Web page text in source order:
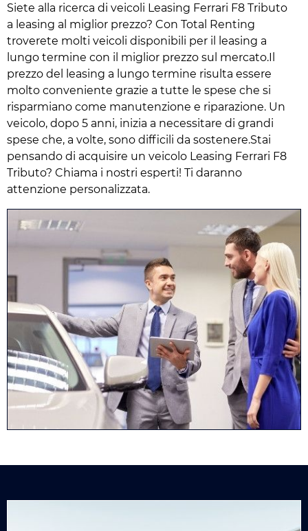
Siete alla ricerca di veicoli Leasing Ferrari F8 Tributo
a leasing al miglior prezzo? Con Total Renting
troverete molti veicoli disponibili per il leasing a
lungo termine con il miglior prezzo sul mercato.Il
prezzo del leasing a lungo termine risulta essere
molto conveniente grazie a tutte le spese che si
risparmiano come manutenzione e riparazione. Un
veicolo, dopo 5 anni, inizia a necessitare di grandi
spese che, a volte, sono difficili da sostenere.Stai
pensando di acquisire un veicolo Leasing Ferrari F8
Tributo? Chiama i nostri esperti! Ti daranno
attenzione personalizzata.